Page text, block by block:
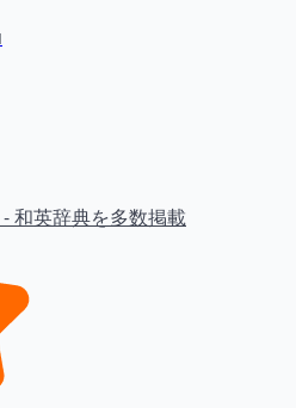
和英辞典を多数掲載